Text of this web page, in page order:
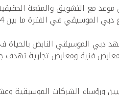
مع التشويق والمتعة
في الفترة ما بين 24 و29 سبتمبر.
دبي الموسيقي النابض بالحياة
فنية ومعارض تجارية
ورؤساء الشركات الموسيقية